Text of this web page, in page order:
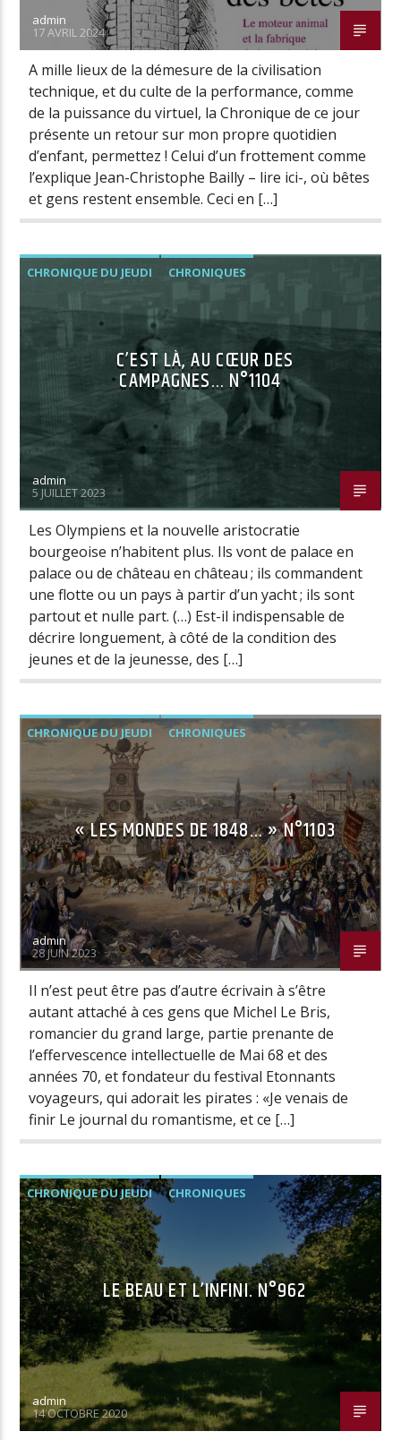
admin
17 AVRIL 2024
A mille lieux de la démesure de la civilisation
technique, et du culte de la performance, comme
de la puissance du virtuel, la Chronique de ce jour
présente un retour sur mon propre quotidien
d’enfant, permettez ! Celui d’un frottement comme
l’explique Jean-Christophe Bailly – lire ici-, où bêtes
et gens restent ensemble. Ceci en […]
CHRONIQUE DU JEUDI CHRONIQUES
C’EST LÀ, AU CŒUR DES
CAMPAGNES… N°1104
admin
5 JUILLET 2023
Les Olympiens et la nouvelle aristocratie
bourgeoise n’habitent plus. Ils vont de palace en
palace ou de château en château ; ils commandent
une flotte ou un pays à partir d’un yacht ; ils sont
partout et nulle part. (…) Est-il indispensable de
décrire longuement, à côté de la condition des
jeunes et de la jeunesse, des […]
CHRONIQUE DU JEUDI CHRONIQUES
« LES MONDES DE 1848… » N°1103
admin
28 JUIN 2023
Il n’est peut être pas d’autre écrivain à s’être
autant attaché à ces gens que Michel Le Bris,
romancier du grand large, partie prenante de
l’effervescence intellectuelle de Mai 68 et des
années 70, et fondateur du festival Etonnants
voyageurs, qui adorait les pirates : «Je venais de
finir Le journal du romantisme, et ce […]
CHRONIQUE DU JEUDI CHRONIQUES
LE BEAU ET L’INFINI. N°962
admin
14 OCTOBRE 2020